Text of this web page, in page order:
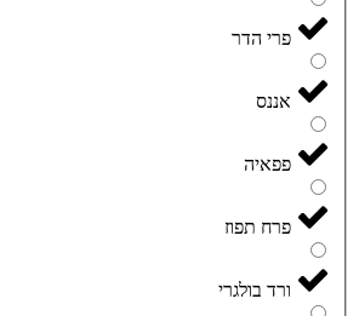
פרי הדר
אננס
פפאיה
פרח תפוז
ורד בולגרי